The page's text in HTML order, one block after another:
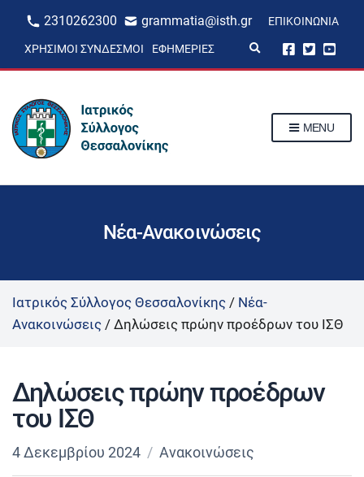
2310262300 grammatia@isth.gr ΕΠΙΚΟΙΝΩΝΊΑ
ΧΡΉΣΙΜΟΙ ΣΎΝΔΕΣΜΟΙ ΕΦΗΜΕΡΊΕΣ
p
m
MENU
Νέα-Ανακοινώσεις
Ιατρικός Σύλλογος Θεσσαλονίκης / Νέα-
Ανακοινώσεις / Δηλώσεις πρώην προέδρων του ΙΣΘ
Δηλώσεις πρώην προέδρων
του ΙΣΘ
4 Δεκεμβρίου 2024 Ανακοινώσεις